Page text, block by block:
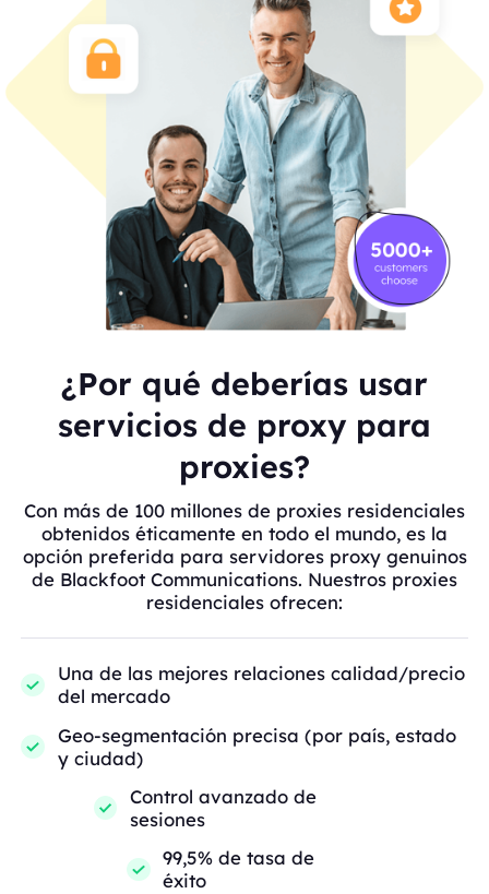
¿Por qué deberías usar
servicios de proxy para
proxies?
Con más de 100 millones de proxies residenciales
obtenidos éticamente en todo el mundo, es la
opción preferida para servidores proxy genuinos
de Blackfoot Communications. Nuestros proxies
residenciales ofrecen:
Una de las mejores relaciones calidad/precio
del mercado
Geo-segmentación precisa (por país, estado
y ciudad)
Control avanzado de
sesiones
99,5% de tasa de
éxito